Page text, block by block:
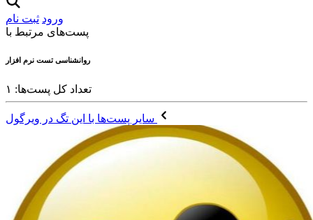
ورود ثبت نام
پست‌های مرتبط با
روانشناسی تست نرم افزار
تعداد کل پست‌ها: ۱